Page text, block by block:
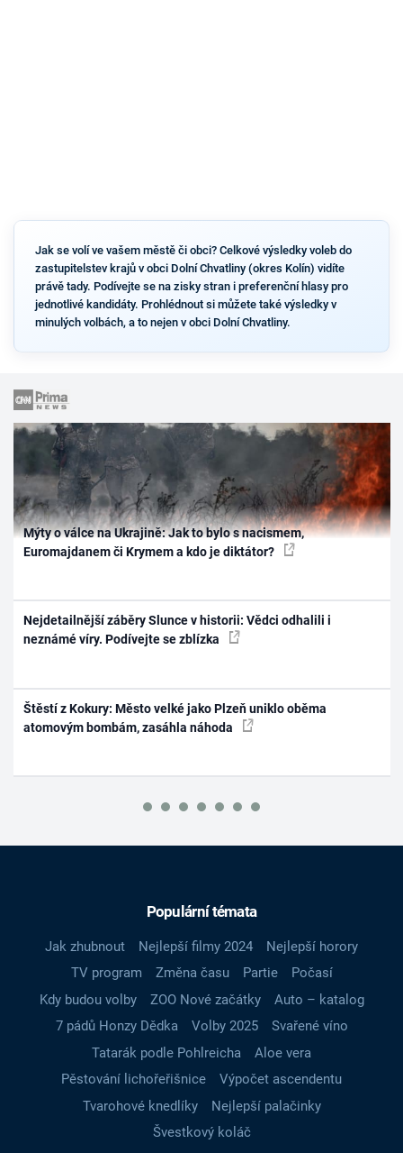
Jak se volí ve vašem městě či obci? Celkové výsledky voleb do
zastupitelstev krajů v obci Dolní Chvatliny (okres Kolín) vidíte
právě tady. Podívejte se na zisky stran i preferenční hlasy pro
jednotlivé kandidáty. Prohlédnout si můžete také výsledky v
minulých volbách, a to nejen v obci Dolní Chvatliny.
Mýty o válce na Ukrajině: Jak to bylo s nacismem,
Euromajdanem či Krymem a kdo je diktátor?
Nejdetailnější záběry Slunce v historii: Vědci odhalili i
neznámé víry. Podívejte se zblízka
Štěstí z Kokury: Město velké jako Plzeň uniklo oběma
atomovým bombám, zasáhla náhoda
Populární témata
Jak zhubnout Nejlepší filmy 2024
Nejlepší horory
TV program
Změna času Partie
Počasí
Kdy budou volby
ZOO Nové začátky
Auto – katalog
7 pádů Honzy Dědka
Volby 2025
Svařené víno
Tatarák podle Pohlreicha
Aloe vera
Pěstování lichořeřišnice
Výpočet ascendentu
Tvarohové knedlíky
Nejlepší palačinky
Švestkový koláč